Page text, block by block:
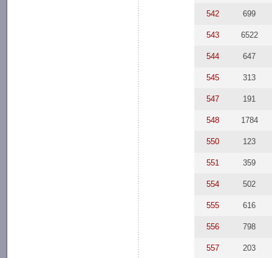
542 699
543 6522
544 647
545 313
547 191
548 1784
550 123
551 359
554 502
555 616
556 798
557 203